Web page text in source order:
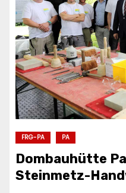
FRG-PA PA
Dombauhütte
Steinmetz-